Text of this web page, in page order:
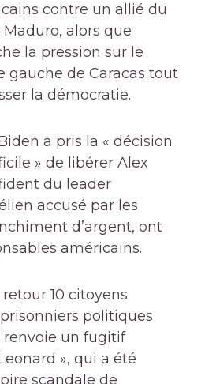
contre un allié du
alors que
la pression sur le
gauche de Caracas tout
la démocratie.
a pris la « décision
» de libérer Alex
du leader
accusé par les
d’argent, ont
américains.
10 citoyens
politiques
renvoie un fugitif
», qui a été
scandale de